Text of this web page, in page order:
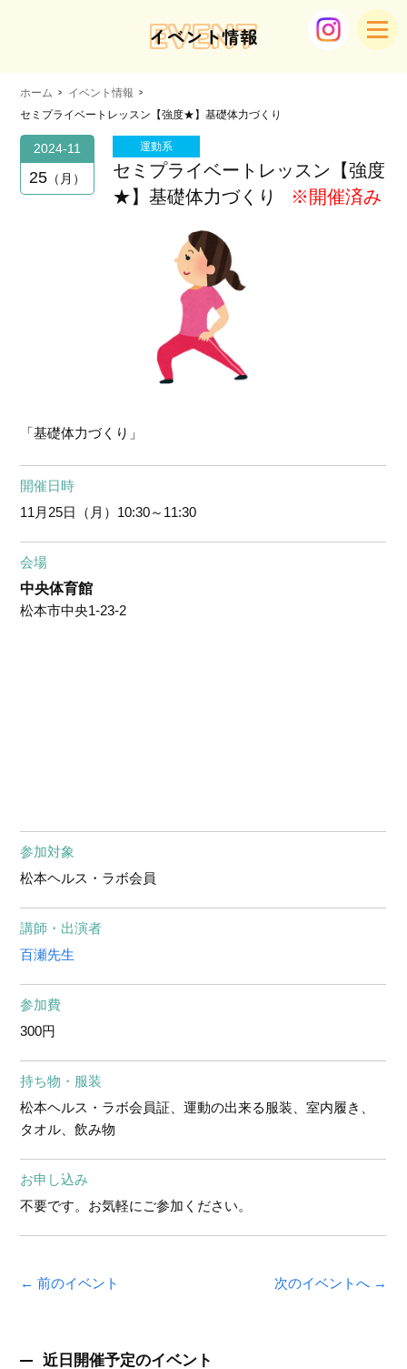
EVENT
イベント情報
ホーム
イベント情報
セミプライベートレッスン【強度★】基礎体力づくり
2024-11
25 月
運動系
セミプライベートレッスン【強度
★】基礎体力づくり
※開催済み
「基礎体力づくり」
開催日時
11月25日（月） 10:30～11:30
会場
中央体育館
松本市中央1-23-2
参加対象
松本ヘルス・ラボ会員
講師・出演者
百瀬先生
参加費
300円
持ち物・服装
松本ヘルス・ラボ会員証、運動の出来る服装、室内履き、
タオル、飲み物
お申し込み
不要です。お気軽にご参加ください。
← 前のイベント 次のイベントへ →
近日開催予定のイベント